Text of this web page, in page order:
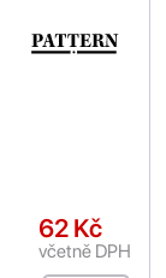
62 Kč
včetně DPH